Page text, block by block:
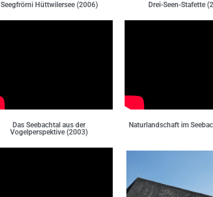
Seegfrörni Hüttwilersee (2006) Drei-Seen-Stafette
Das Seebachtal aus der
Vogelperspektive (2003)
Naturlandschaft im